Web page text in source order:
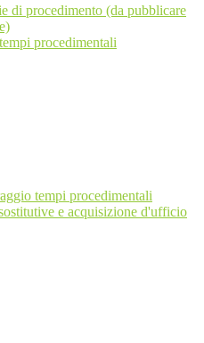
di procedimento (da pubblicare
procedimentali
tempi procedimentali
e acquisizione d'ufficio